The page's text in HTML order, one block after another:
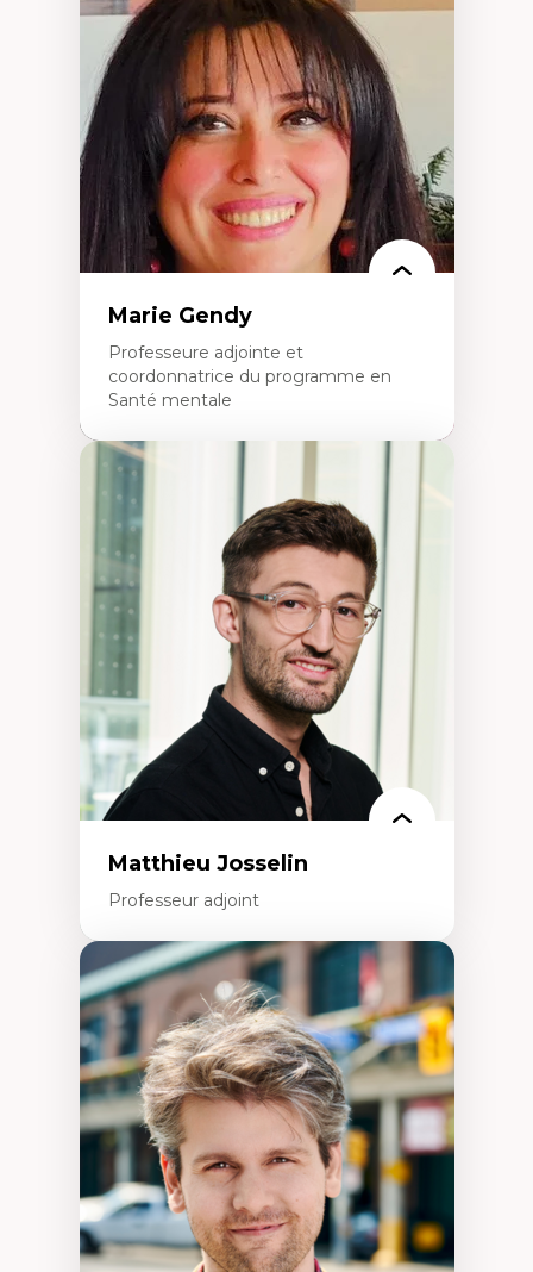
Acceptabilité, acceptation et adoption des
technologies
Technologies d'apprentissage innovantes
Insertion professionnelle du nouveau
personnel enseignant
Construction identitaire en milieu
minoritaire francophone
Technologies éducatives pour la formation
continue
Marie Gendy
Professeure adjointe et
coordonnatrice du programme en
Santé mentale
Expertises
Neuropsychiatrie et neurosciences
Direction d'essais cliniques
Analyse des politiques et pratiques en santé
mentale
Développement de protocoles d'essais
cliniques
Collaboration interfonctionnelle
Leadership en recherche clinique
Développement de cadres politiques
Collaboration avec des entreprises
pharmaceutiques
Rédaction de publications et de rapports
politiques
Enseignement et mentorat
Matthieu Josselin
Professeur adjoint
Expertises
Ethnographie critique des environnements
d’apprentissage des étudiant.e.s
Approche transdisciplinaire des
compétences socioaffectives et
interculturelles
Didactique des langues secondes et
compétence pragmatique
Andragogie
Méthodologies de recherche qualitative